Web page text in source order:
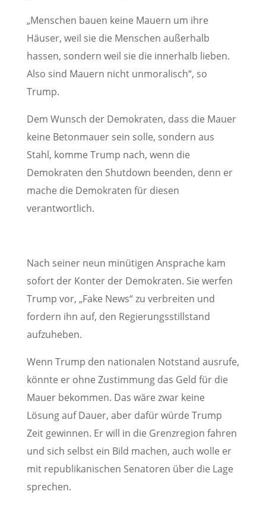
„Menschen bauen keine Mauern um ihre
Häuser, weil sie die Menschen außerhalb
hassen, sondern weil sie die innerhalb lieben.
Also sind Mauern nicht unmoralisch“, so
Trump.
Dem Wunsch der Demokraten, dass die Mauer
keine Betonmauer sein solle, sondern aus
Stahl, komme Trump nach, wenn die
Demokraten den Shutdown beenden, denn er
mache die Demokraten für diesen
verantwortlich.
Nach seiner neun minütigen Ansprache kam
sofort der Konter der Demokraten. Sie werfen
Trump vor, „Fake News“ zu verbreiten und
fordern ihn auf, den Regierungsstillstand
aufzuheben.
Wenn Trump den nationalen Notstand ausrufe,
könnte er ohne Zustimmung das Geld für die
Mauer bekommen. Das wäre zwar keine
Lösung auf Dauer, aber dafür würde Trump
Zeit gewinnen. Er will in die Grenzregion fahren
und sich selbst ein Bild machen, auch wolle er
mit republikanischen Senatoren über die Lage
sprechen.